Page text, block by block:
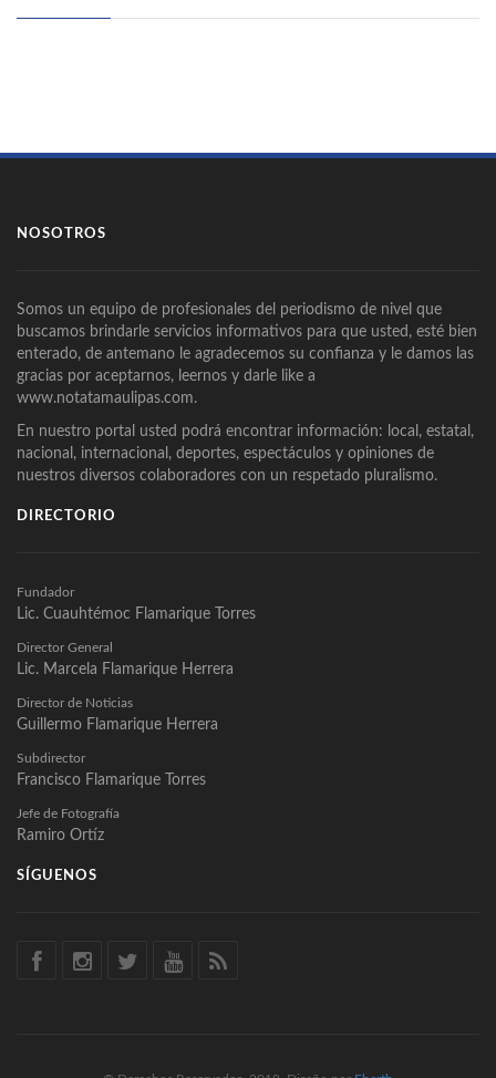
NOSOTROS
Somos un equipo de profesionales del periodismo de nivel que
buscamos brindarle servicios informativos para que usted, esté bien
enterado, de antemano le agradecemos su confianza y le damos las
gracias por aceptarnos, leernos y darle like a
www.notatamaulipas.com.
En nuestro portal usted podrá encontrar información: local, estatal,
nacional, internacional, deportes, espectáculos y opiniones de
nuestros diversos colaboradores con un respetado pluralismo.
DIRECTORIO
Fundador
Lic. Cuauhtémoc Flamarique Torres
Director General
Lic. Marcela Flamarique Herrera
Director de Noticias
Guillermo Flamarique Herrera
Subdirector
Francisco Flamarique Torres
Jefe de Fotografía
Ramiro Ortíz
SÍGUENOS